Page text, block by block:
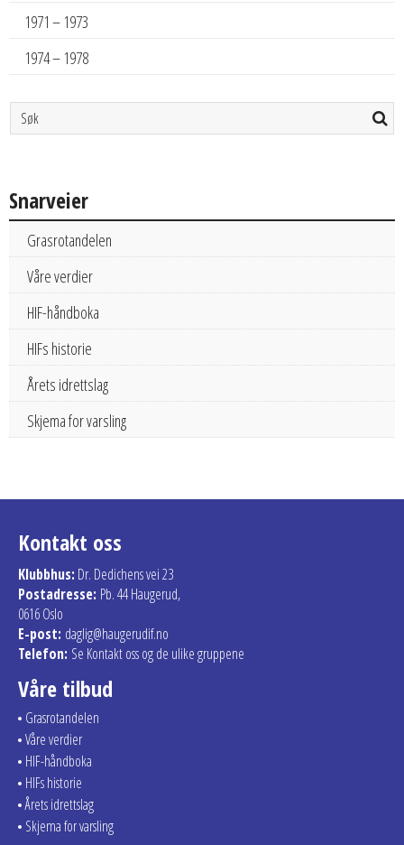
1971 – 1973
1974 – 1978
Snarveier
Grasrotandelen
Våre verdier
HIF-håndboka
HIFs historie
Årets idrettslag
Skjema for varsling
Kontakt oss
Klubbhus: Dr. Dedichens vei 23
Postadresse: Pb. 44 Haugerud,
0616 Oslo
E-post: daglig@haugerudif.no
Telefon: Se Kontakt oss og de ulike gruppene
Våre tilbud
Grasrotandelen
Våre verdier
HIF-håndboka
HIFs historie
Årets idrettslag
Skjema for varsling